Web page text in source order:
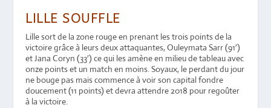
LILLE SOUFFLE
Lille sort de la zone rouge en prenant les trois points de la
victoire grâce à leurs deux attaquantes, Ouleymata Sarr (91′)
et Jana Coryn (33′) ce qui les amène en milieu de tableau avec
onze points et un match en moins. Soyaux, le perdant du jour
ne bouge pas mais commence à voir son capital fondre
doucement (11 points) et devra attendre 2018 pour regoûter
à la victoire.